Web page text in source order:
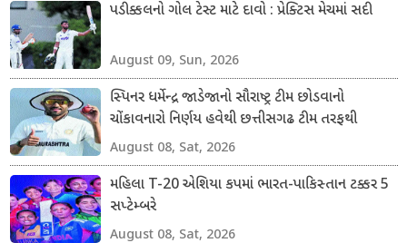
પડીક્કલનો ગોલ ટેસ્ટ માટે દાવો : પ્રેક્ટિસ મેચમાં સદી
August 09, Sun, 2026
સ્પિનર ધર્મેન્દ્ર જાડેજાનો સૌરાષ્ટ્ર ટીમ છોડવાનો
ચોંકાવનારો નિર્ણય હવેથી છત્તીસગઢ ટીમ તરફથી
ડોમેસ્ટિક ક્રિકેટ રમશે
August 08, Sat, 2026
મહિલા T-20 એશિયા કપમાં ભારત-પાકિસ્તાન ટક્કર 5
સપ્ટેમ્બરે
August 08, Sat, 2026